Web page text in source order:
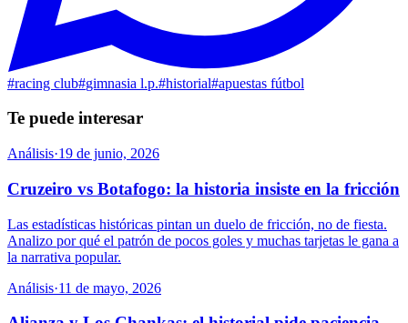
#racing club#gimnasia l.p.#historial#apuestas fútbol
Te puede interesar
Análisis·19 de junio, 2026
Cruzeiro vs Botafogo: la historia insiste en la fricción
Las estadísticas históricas pintan un duelo de fricción, no de fiesta.
Analizo por qué el patrón de pocos goles y muchas tarjetas le gana a
la narrativa popular.
Análisis·11 de mayo, 2026